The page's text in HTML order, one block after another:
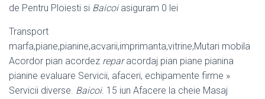
de Pentru Ploiesti si Baicoiasiguram 0 lei
Transport
marfa,piane,pianine,acvarii,imprimanta,vitrine,Mutari mobila
Acordor pian acordez reparacordaj pian piane pianina
pianine evaluare Servicii, afaceri, echipamente firme »
Servicii diverse. Baicoi. 15 iun Afacere la cheie Masaj